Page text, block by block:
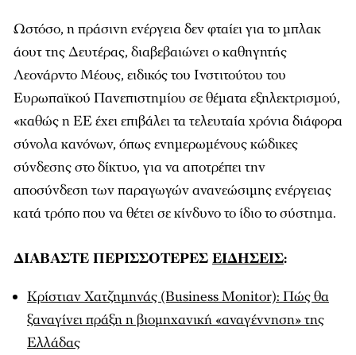
Ωστόσο, η πράσινη ενέργεια δεν φταίει για το μπλακ
άουτ της Δευτέρας, διαβεβαιώνει ο καθηγητής
Λεονάρντο Μέους, ειδικός του Ινστιτούτου του
Ευρωπαϊκού Πανεπιστημίου σε θέματα εξηλεκτρισμού,
«καθώς η ΕΕ έχει επιβάλει τα τελευταία χρόνια διάφορα
σύνολα κανόνων, όπως ενημερωμένους κώδικες
σύνδεσης στο δίκτυο, για να αποτρέπει την
αποσύνδεση των παραγωγών ανανεώσιμης ενέργειας
κατά τρόπο που να θέτει σε κίνδυνο το ίδιο το σύστημα.
ΔΙΑΒΑΣΤΕ ΠΕΡΙΣΣΟΤΕΡΕΣ ΕΙΔΗΣΕΙΣ:
Κρίστιαν Χατζημηνάς (Business Monitor): Πώς θα
ξαναγίνει πράξη η βιομηχανική «αναγέννηση»της
Ελλάδας